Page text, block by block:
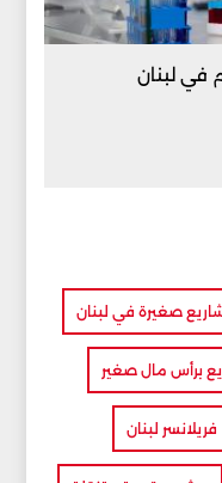
في لبنان
صغيرة في لبنان
برأس مال صغير
فريلانسر لبنان